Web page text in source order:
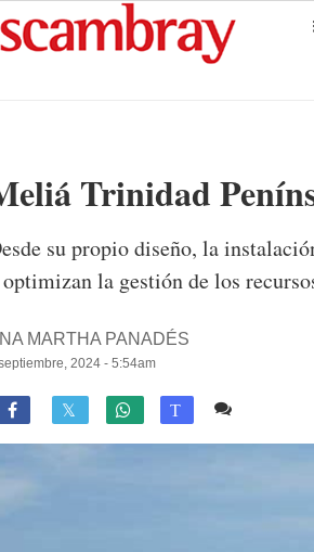
Trinidad
su propio diseño, la
la gestión de los
MARTHA PANADÉS
2024 - 5:54am
 T